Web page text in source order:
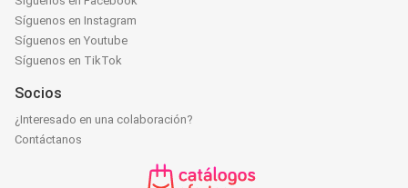
Síguenos en Instagram
Síguenos en Youtube
Síguenos en TikTok
Socios
¿Interesado en una colaboración?
Contáctanos